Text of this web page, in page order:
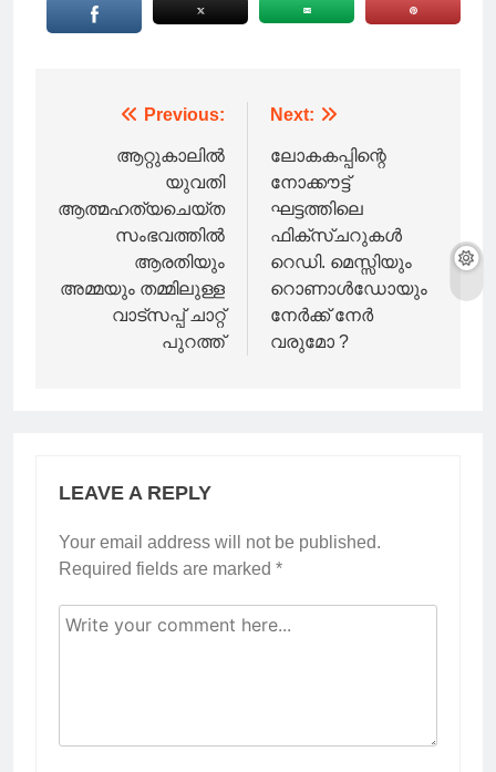
navigation
Previous:
ആറ്റുകാലില്‍
യുവതി
ആത്മഹത്യചെയ്ത
സംഭവത്തില്‍
ആരതിയും
അമ്മയും തമ്മിലുള്ള
വാട്സപ്പ് ചാറ്റ്
പുറത്ത്
Next:
ലോകകപ്പിന്റെ
നോക്കൗട്ട്
ഘട്ടത്തിലെ
ഫിക്‌സ്ചറുകൾ
റെഡി. മെസ്സിയും
റൊണാൾഡോയും
നേർക്ക് നേർ
വരുമോ ?
LEAVE A REPLY
Your email address will not be published.
Required fields are marked *